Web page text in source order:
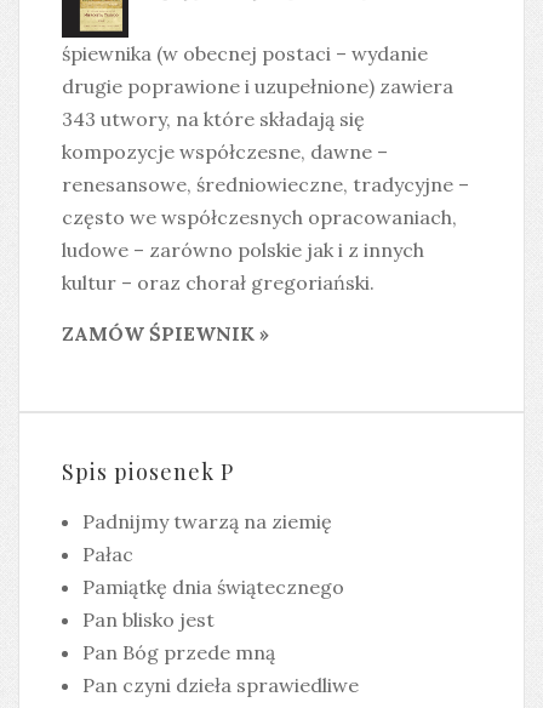
śpiewnika (w obecnej postaci – wydanie
drugie poprawione i uzupełnione) zawiera
343 utwory, na które składają się
kompozycje współczesne, dawne –
renesansowe, średniowieczne, tradycyjne –
często we współczesnych opracowaniach,
ludowe – zarówno polskie jak i z innych
kultur – oraz chorał gregoriański.
ZAMÓW ŚPIEWNIK »
Spis piosenek P
Padnijmy twarzą na ziemię
Pałac
Pamiątkę dnia świątecznego
Pan blisko jest
Pan Bóg przede mną
Pan czyni dzieła sprawiedliwe